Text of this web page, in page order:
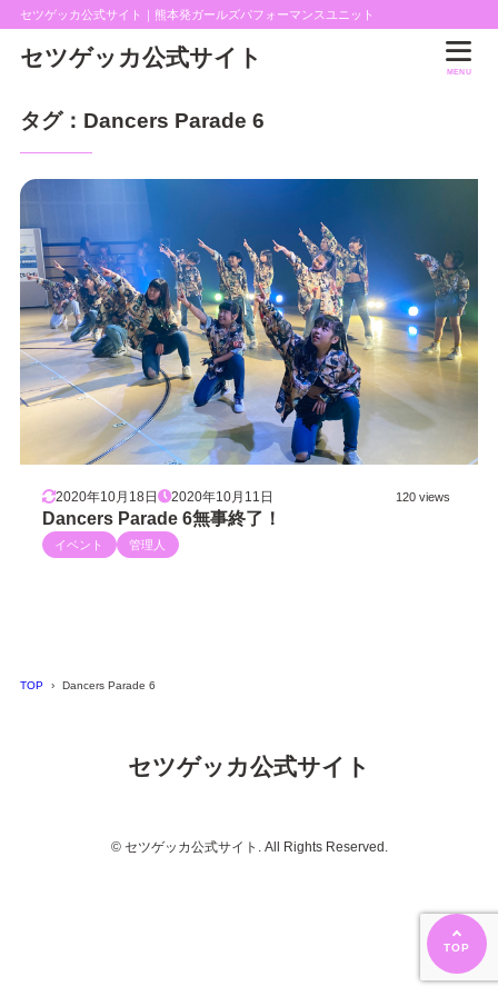
セツゲッカ公式サイト｜熊本発ガールズパフォーマンスユニット
セツゲッカ公式サイト
MENU
タグ：Dancers Parade 6
2020年10月18日 2020年10月11日 120 views
Dancers Parade 6無事終了！
イベント 管理人
TOP Dancers Parade 6
セツゲッカ公式サイト
© セツゲッカ公式サイト. All Rights Reserved.